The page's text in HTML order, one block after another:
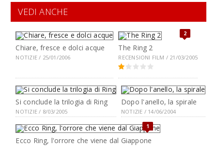
VEDI ANCHE
Chiare, fresce e dolci acque
NOTIZIE / 25/01/2006
2
The Ring 2
RECENSIONI FILM / 21/03/2005
Si conclude la trilogia di Ring
NOTIZIE / 8/03/2005
Dopo l'anello, la spirale
NOTIZIE / 14/06/2004
1
Ecco Ring, l'orrore che viene dal Giappone